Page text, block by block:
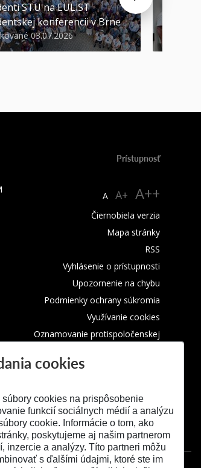
STU na EULiST
konferencii v Brne
03.07.2026
Prístupnosť
A A+ A++
Čiernobiela verzia
Mapa stránky
RSS
Vyhlásenie o prístupnosti
Upozornenie na chybu
Podmienky ochrany súkromia
Využívanie cookies
Oznamovanie protispoločenskej
cookies
cookies na prispôsobenie
funkcií sociálnych médií a analýzu
cookie. Informácie o tom, ako
poskytujeme aj našim partnerom
inzercie a analýzy. Títo partneri môžu
s ďalšími údajmi, ktoré ste im